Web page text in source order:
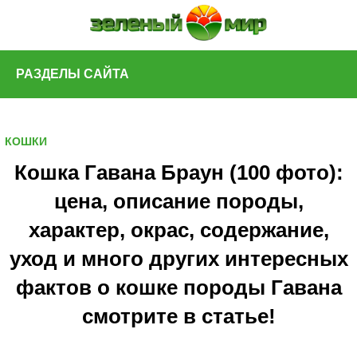
content
РАЗДЕЛЫ САЙТА
КОШКИ
Кошка Гавана Браун (100 фото):
цена, описание породы,
характер, окрас, содержание,
уход и много других интересных
фактов о кошке породы Гавана
смотрите в статье!